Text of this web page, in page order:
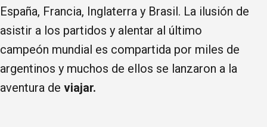
España, Francia, Inglaterra y Brasil. La ilusión de
asistir a los partidos y alentar al último
campeón mundial es compartida por miles de
argentinos y muchos de ellos se lanzaron a la
aventura de viajar.